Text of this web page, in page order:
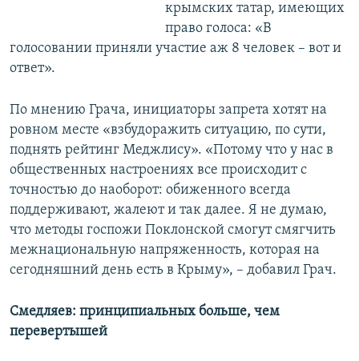
крымских татар, имеющих
право голоса: «В
голосовании приняли участие аж 8 человек – вот и
ответ».
По мнению Грача, инициаторы запрета хотят на
ровном месте «взбудоражить ситуацию, по сути,
поднять рейтинг Меджлису». «Потому что у нас в
общественных настроениях все происходит с
точностью до наоборот: обиженного всегда
поддерживают, жалеют и так далее. Я не думаю,
что методы госпожи Поклонской смогут смягчить
межнациональную напряженность, которая на
сегодняшний день есть в Крыму», – добавил Грач.
Смедляев: принципиальных больше, чем
перевертышей